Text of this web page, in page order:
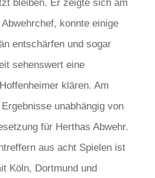
bleiben. Er zeigte sich am
konnte einige
entschärfen und sogar
sehenswert eine
klären. Am
unabhängig von
für Herthas Abwehr.
aus acht Spielen ist
Köln, Dortmund und